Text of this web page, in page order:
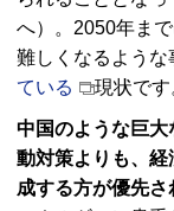
へ）。2050年ま
難しくなるような
ている
現状です
中国のような巨
動対策よりも、
成する方が優先さ